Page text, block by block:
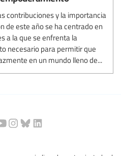
contribuciones y la importancia
de este año se ha centrado en
a la que se enfrenta la
necesario para permitir que
en un mundo lleno de...